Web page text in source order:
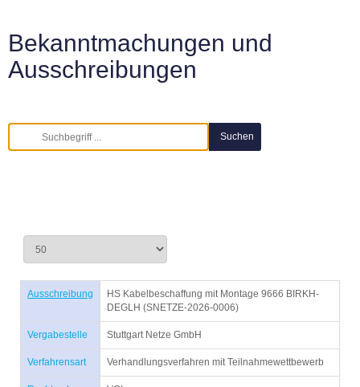
Bekanntmachungen und
Ausschreibungen
Ausschreibung
HS Kabelbeschaffung mit Montage 9666 BIRKH-
DEGLH (SNETZE-2026-0006)
Vergabestelle Stuttgart Netze GmbH
Verfahrensart Verhandlungsverfahren mit Teilnahmewettbewerb